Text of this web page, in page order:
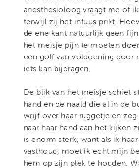
anesthesioloog vraagt me of
terwijl zij het infuus prikt.
de ene kant natuurlijk geen
het meisje pijn te moeten
een golf van voldoening door
iets kan bijdragen.
De blik van het meisje schiet
hand en de naald die al in de
wrijf over haar ruggetje en
naar haar hand aan het kijken
is enorm sterk, want als ik
vasthoud, moet ik echt mijn
hem op zijn plek te houden.